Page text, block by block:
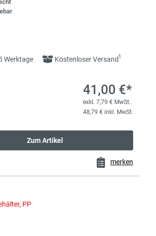
Werktage Kostenloser Versand1
41,00 €*
exkl. 7,79 € MwSt.
48,79 € inkl. MwSt.
Zum Artikel
merken